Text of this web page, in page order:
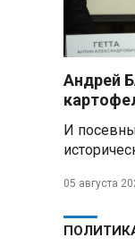
Андрей
И
05 августа